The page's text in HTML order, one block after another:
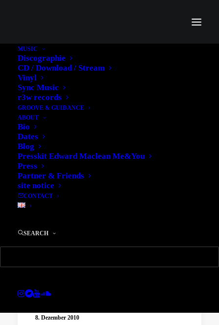
MUSIC
Discographie
CD / Download / Stream
Vinyl
Sync Music
r3w records
GROOVE & GUIDANCE
ABOUT
Bio
Dates
Blog
Presskit Edward Maclean Me&You
Press
Partner & Friends
site notice
CONTACT
SEARCH
Create your blog style.
8. Dezember 2010